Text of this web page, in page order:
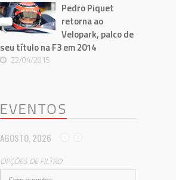
Pedro Piquet
retorna ao
Velopark, palco de
seu título na F3 em 2014
22/04/2015
EVENTOS
AGOSTO, 2026
OPÇÕES DE FILTRO